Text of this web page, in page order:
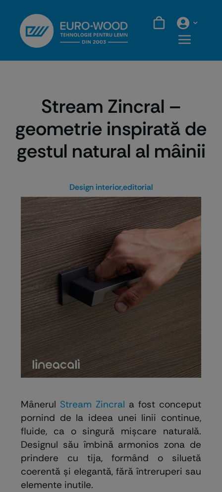
content
Stream Zincral –
geometrie inspirată de
gestul natural al mâinii
Design interior,editorial
Mânerul Stream Zincral a fost conceput
pornind de la ideea unei linii continue,
fluide, ca o singură mișcare naturală.
Designul său îmbină armonios zona de
prindere cu tija, formând o siluetă
coerentă și elegantă, fără întreruperi sau
elemente inutile.